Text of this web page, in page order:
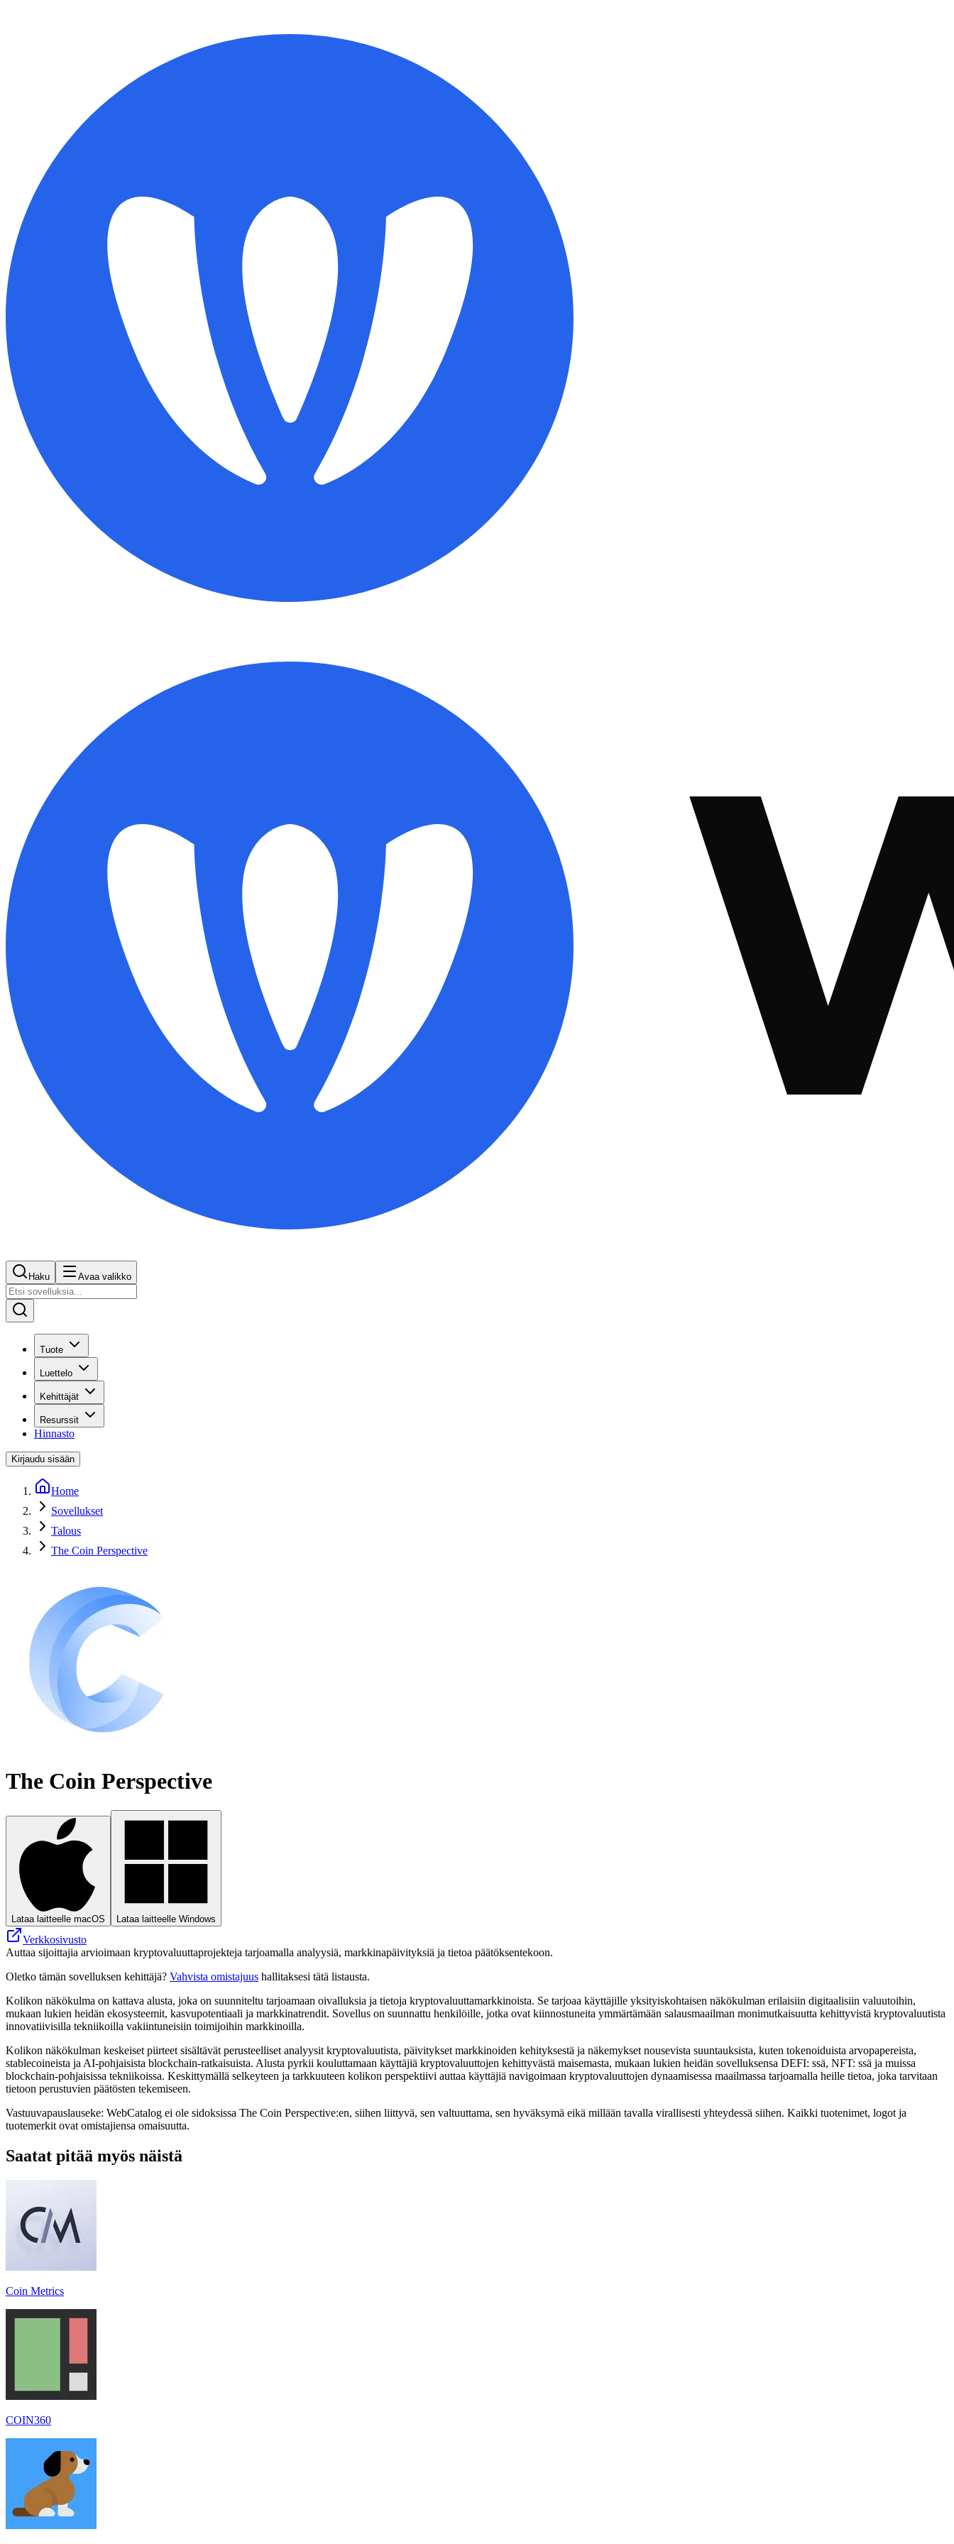
Haku Avaa valikko
Tuote
Luettelo
Kehittäjät
Resurssit
Hinnasto
Kirjaudu sisään
Home
Sovellukset
Talous
The Coin Perspective
The Coin Perspective
Lataa laitteelle macOS Lataa laitteelle Windows
Verkkosivusto
Auttaa sijoittajia arvioimaan kryptovaluuttaprojekteja tarjoamalla analyysiä, markkinapäivityksiä ja tietoa päätöksentekoon.
Oletko tämän sovelluksen kehittäjä? Vahvista omistajuus hallitaksesi tätä listausta.
Kolikon näkökulma on kattava alusta, joka on suunniteltu tarjoamaan oivalluksia ja tietoja kryptovaluuttamarkkinoista. Se tarjoaa käyttäjille yksityiskohtaisen näkökulman erilaisiin digitaalisiin valuutoihin,
mukaan lukien heidän ekosysteemit, kasvupotentiaali ja markkinatrendit. Sovellus on suunnattu henkilöille, jotka ovat kiinnostuneita ymmärtämään salausmaailman monimutkaisuutta kehittyvistä kryptovaluutista
innovatiivisilla tekniikoilla vakiintuneisiin toimijoihin markkinoilla.
Kolikon näkökulman keskeiset piirteet sisältävät perusteelliset analyysit kryptovaluutista, päivitykset markkinoiden kehityksestä ja näkemykset nousevista suuntauksista, kuten tokenoiduista arvopapereista,
stablecoineista ja AI-pohjaisista blockchain-ratkaisuista. Alusta pyrkii kouluttamaan käyttäjiä kryptovaluuttojen kehittyvästä maisemasta, mukaan lukien heidän sovelluksensa DEFI: ssä, NFT: ssä ja muissa
blockchain-pohjaisissa tekniikoissa. Keskittymällä selkeyteen ja tarkkuuteen kolikon perspektiivi auttaa käyttäjiä navigoimaan kryptovaluuttojen dynaamisessa maailmassa tarjoamalla heille tietoa, joka tarvitaan
tietoon perustuvien päätösten tekemiseen.
Vastuuvapauslauseke: WebCatalog ei ole sidoksissa The Coin Perspective:en, siihen liittyvä, sen valtuuttama, sen hyväksymä eikä millään tavalla virallisesti yhteydessä siihen. Kaikki tuotenimet, logot ja
tuotemerkit ovat omistajiensa omaisuutta.
Saatat pitää myös näistä
Coin Metrics
COIN360